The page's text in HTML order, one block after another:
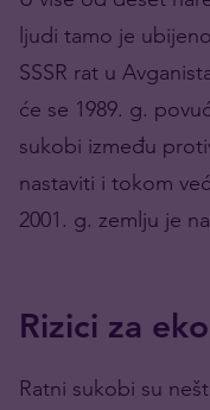
ljudi tamo je
SSSR rat u
će se 1989. g.
sukobi između
nastaviti i tokom
2001. g. zemlju je
Rizici za
Ratni sukobi su